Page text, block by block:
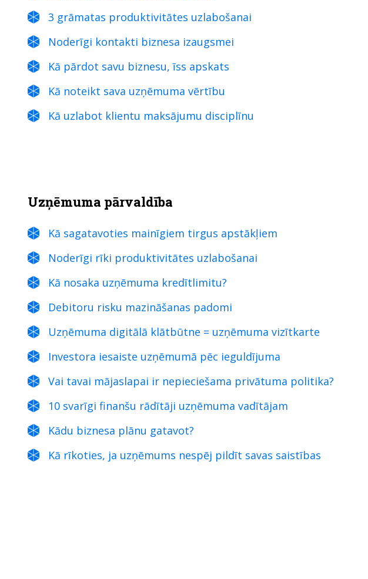
3 grāmatas produktivitātes uzlabošanai
Noderīgi kontakti biznesa izaugsmei
Kā pārdot savu biznesu, īss apskats
Kā noteikt sava uzņēmuma vērtību
Kā uzlabot klientu maksājumu disciplīnu
Uzņēmuma pārvaldība
Kā sagatavoties mainīgiem tirgus apstākļiem
Noderīgi rīki produktivitātes uzlabošanai
Kā nosaka uzņēmuma kredītlimitu?
Debitoru risku mazināšanas padomi
Uzņēmuma digitālā klātbūtne = uzņēmuma vizītkarte
Investora iesaiste uzņēmumā pēc ieguldījuma
Vai tavai mājaslapai ir nepieciešama privātuma politika?
10 svarīgi finanšu rādītāji uzņēmuma vadītājam
Kādu biznesa plānu gatavot?
Kā rīkoties, ja uzņēmums nespēj pildīt savas saistības